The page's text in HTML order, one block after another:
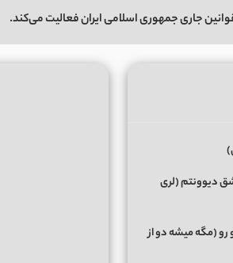
جاری جمهوری اسلامی ایران فعالیت می‌کند.
دیوونتم (لری
رو (مگه میشه دو از